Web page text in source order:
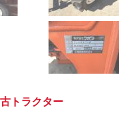
トラクター